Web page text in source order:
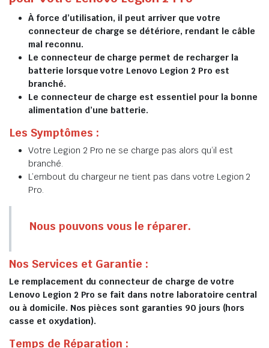
À force d’utilisation, il peut arriver que votre
connecteur de charge se détériore, rendant le câble
mal reconnu.
Le connecteur de charge permet de recharger la
batterie lorsque votre Lenovo Legion 2 Pro est
branché.
Le connecteur de charge est essentiel pour la bonne
alimentation d’une batterie.
Les Symptômes :
Votre Legion 2 Pro ne se charge pas alors qu’il est
branché.
L’embout du chargeur ne tient pas dans votre Legion 2
Pro.
Nous pouvons vous le réparer.
Nos Services et Garantie :
Le remplacement du connecteur de charge de votre
Lenovo Legion 2 Pro se fait dans notre laboratoire central
ou à domicile. Nos pièces sont garanties 90 jours (hors
casse et oxydation).
Temps de Réparation :